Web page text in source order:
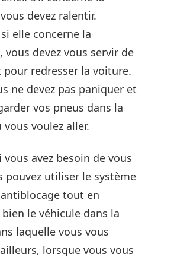
devez ralentir.
elle concerne la
vous devez vous servir de
redresser la voiture.
ne devez pas paniquer et
vos pneus dans la
voulez aller.
avez besoin de vous
pouvez utiliser le système
tout en
le véhicule dans la
laquelle vous vous
lorsque vous vous